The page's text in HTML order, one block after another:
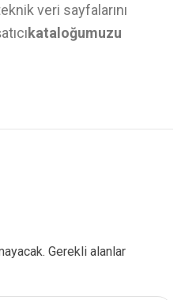
veri sayfalarını
kataloğumuzu
Gerekli alanlar